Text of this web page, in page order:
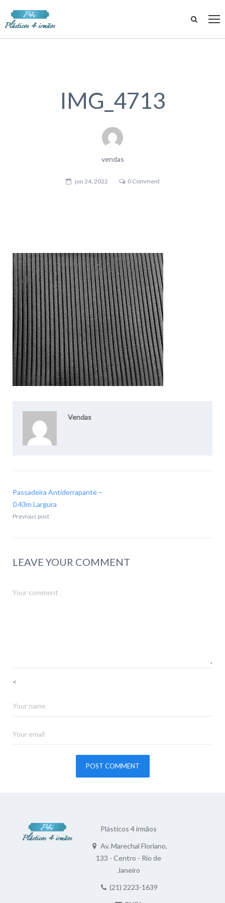
IMG_4713
vendas
jun 24, 2022 0 Comment
Vendas
Passadeira Antiderrapante –
0.43m Largura
Previous post
LEAVE YOUR COMMENT
<
Plásticos 4 irmãos
Av. Marechal Floriano,
133 - Centro - Rio de
Janeiro
(21) 2223-1639